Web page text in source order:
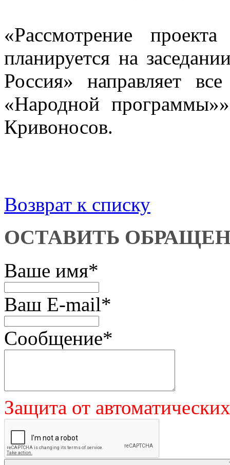
«Рассмотрение
планируется на
Россия» направляет
«Народной
Кривоносов.
Возврат к списку
ОСТАВИТЬ
Ваше имя*
Ваш E-mail*
Сообщение*
Защита от